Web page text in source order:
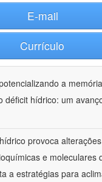
E-mail
Currículo
a
déficit hídrico: um
provoca alterações
e moleculares
a estratégias para